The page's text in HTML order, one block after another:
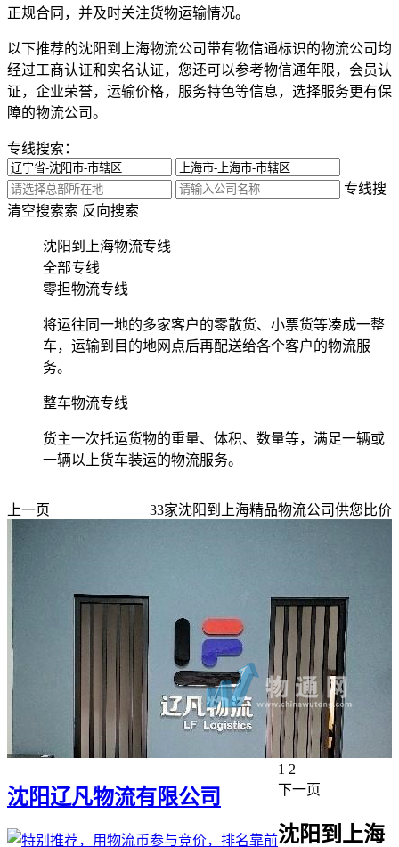
正规合同，并及时关注货物运输情况。
以下推荐的沈阳到上海物流公司带有物信通标识的物流公司均
经过工商认证和实名认证，您还可以参考物信通年限，会员认
证，企业荣誉，运输价格，服务特色等信息，选择服务更有保
障的物流公司。
专线搜索：
专线搜
索 反向搜索
清空搜索
沈阳到上海物流专线
全部专线
零担物流专线
将运往同一地的多家客户的零散货、小票货等凑成一整
车，运输到目的地网点后再配送给各个客户的物流服
务。
整车物流专线
货主一次托运货物的重量、体积、数量等，满足一辆或
一辆以上货车装运的物流服务。
33家沈阳到上海精品物流公司供您比价
沈阳辽凡物流有限公司
上一页
1 2
下一页
沈阳到上海